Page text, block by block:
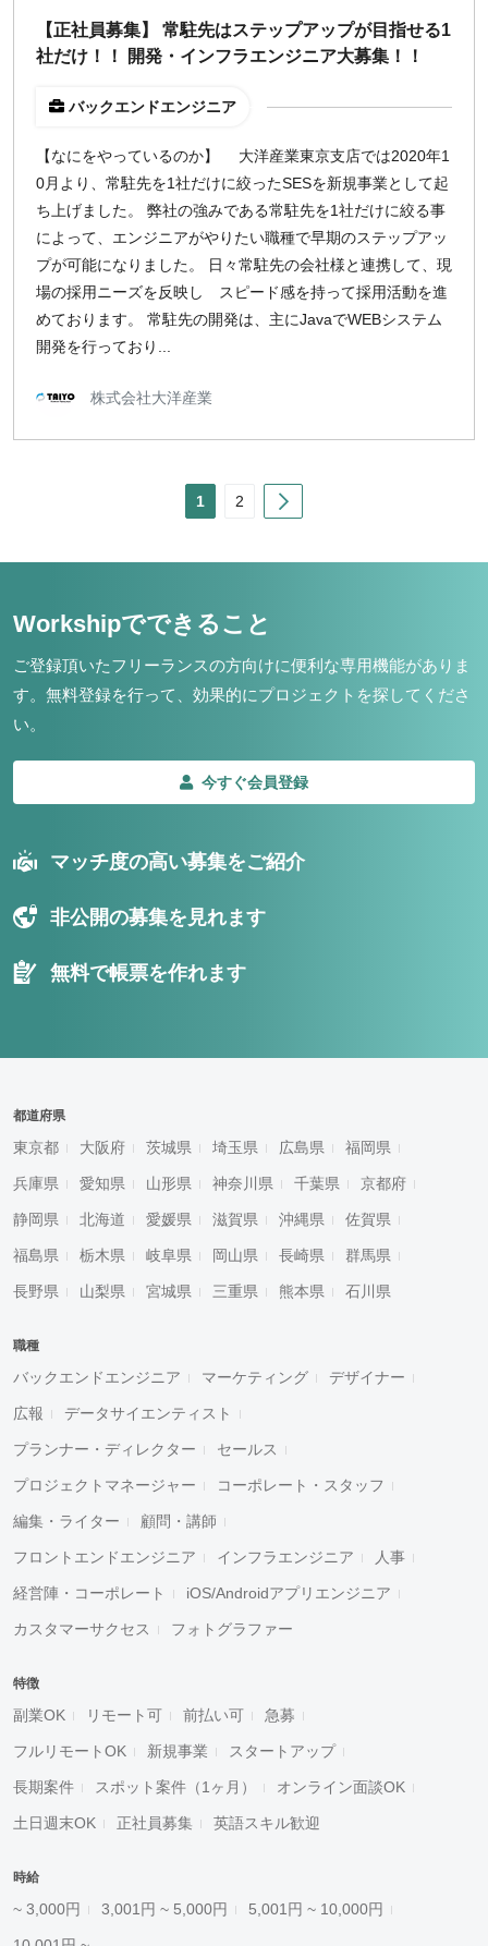
【正社員募集】 常駐先はステップアップが目指せる1
社だけ！！ 開発・インフラエンジニア大募集！！
バックエンドエンジニア
【なにをやっているのか】 大洋産業東京支店では2020年1
0月より、常駐先を1社だけに絞ったSESを新規事業として起
ち上げました。 弊社の強みである常駐先を1社だけに絞る事
によって、エンジニアがやりたい職種で早期のステップアッ
プが可能になりました。 日々常駐先の会社様と連携して、現
場の採用ニーズを反映し スピード感を持って採用活動を進
めております。 常駐先の開発は、主にJavaでWEBシステム
開発を行っており...
株式会社大洋産業
1 2
Workshipでできること
ご登録頂いたフリーランスの方向けに便利な専用機能がありま
す。 無料登録を行って、効果的にプロジェクトを探してくださ
い。
今すぐ会員登録
マッチ度の高い募集をご紹介
非公開の募集を見れます
無料で帳票を作れます
都道府県
東京都 大阪府 茨城県 埼玉県 広島県 福岡県
兵庫県 愛知県 山形県 神奈川県 千葉県 京都府
静岡県 北海道 愛媛県 滋賀県 沖縄県 佐賀県
福島県 栃木県 岐阜県 岡山県 長崎県 群馬県
長野県 山梨県 宮城県 三重県 熊本県 石川県
職種
バックエンドエンジニア マーケティング デザイナー
広報 データサイエンティスト
プランナー・ディレクター セールス
プロジェクトマネージャー コーポレート・スタッフ
編集・ライター 顧問・講師
フロントエンドエンジニア インフラエンジニア 人事
経営陣・コーポレート iOS/Androidアプリエンジニア
カスタマーサクセス フォトグラファー
特徴
副業OK リモート可 前払い可 急募
フルリモートOK 新規事業 スタートアップ
長期案件 スポット案件（1ヶ月） オンライン面談OK
土日週末OK 正社員募集 英語スキル歓迎
時給
~ 3,000円 3,001円 ~ 5,000円 5,001円 ~ 10,000円